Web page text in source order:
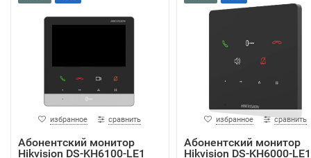
избранное сравнить
Абонентский монитор
Hikvision DS-KH6100-LE1
избранное сравнить
Абонентский монитор
Hikvision DS-KH6000-LE1